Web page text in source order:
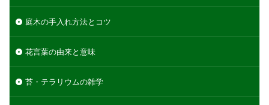
庭木の手入れ方法とコツ
花言葉の由来と意味
苔・テラリウムの雑学